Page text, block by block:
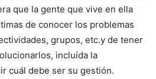
que la gente que vive en ella
de conocer los problemas
grupos, etc.y de tener
incluída la
cuál debe ser su gestión.